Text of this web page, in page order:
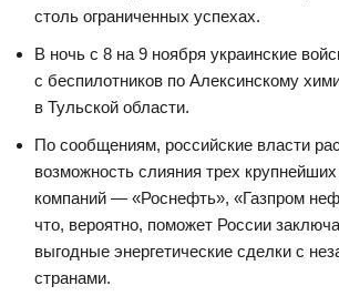
столь ограниченных успехах.
В ночь с 8 на 9 ноября украинские
с беспилотников по Алексинскому
в Тульской области.
По сообщениям, российские власти
возможность слияния трех
компаний — «Роснефть», «Газпром
что, вероятно, поможет России
выгодные энергетические сделки с
странами.